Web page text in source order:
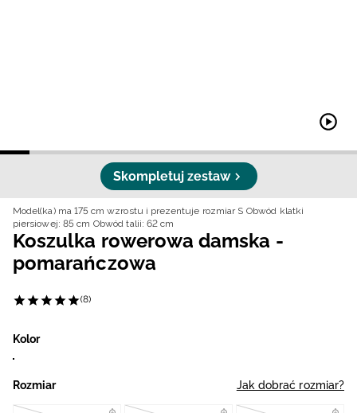
Skompletuj zestaw
Model(ka) ma 175 cm wzrostu i prezentuje rozmiar S Obwód klatki
piersiowej: 85 cm Obwód talii: 62 cm
Koszulka rowerowa damska -
pomarańczowa
(8)
Kolor
Rozmiar Jak dobrać rozmiar?